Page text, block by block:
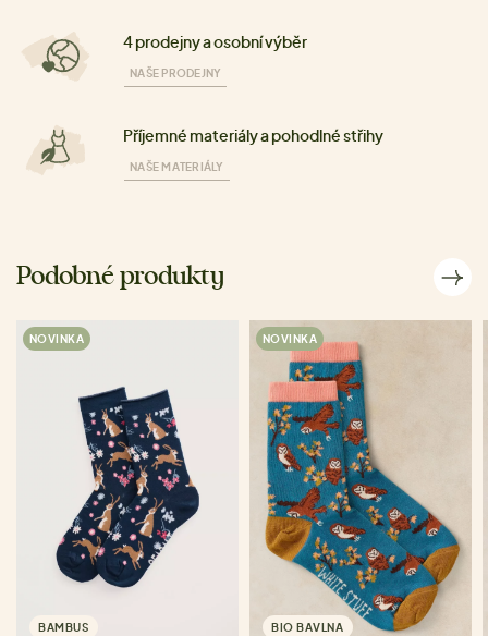
4 prodejny a osobní výběr
NAŠE PRODEJNY
Příjemné materiály a pohodlné střihy
NAŠE MATERIÁLY
Podobné produkty
NOVINKA
BAMBUS
NOVINKA
BIO BAVLNA